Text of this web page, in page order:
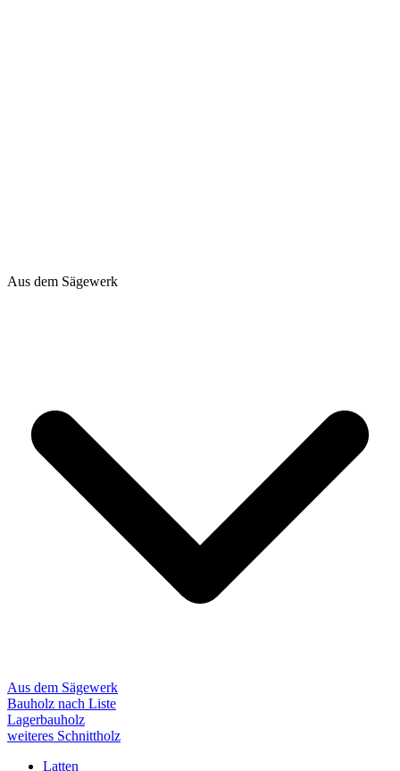
Aus dem Sägewerk
Aus dem Sägewerk
Bauholz nach Liste
Lagerbauholz
weiteres Schnittholz
Latten